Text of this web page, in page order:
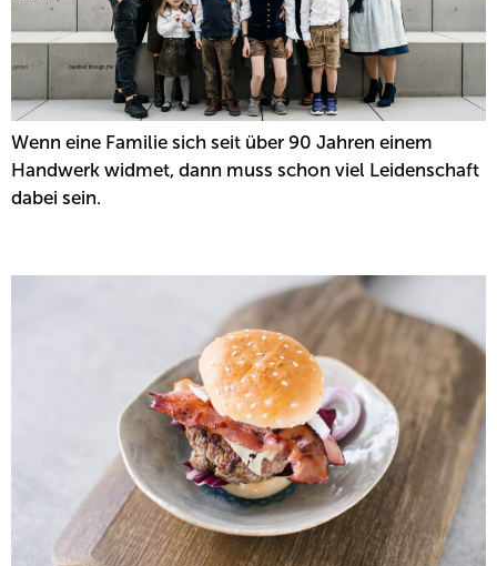
Wenn eine Familie sich seit über 90 Jahren einem
Handwerk widmet, dann muss schon viel Leidenschaft
dabei sein.